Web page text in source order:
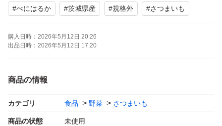
訳ありですので、大きいものや小さいもの、形がいびつだ
ったり、細長いもの、収穫時折れてしまったもの、皮が削
れてしまったもの、虫食いなど、スーパーなどの店頭では
（折れているものはお早めにお召し上がり下さい）
#べにはるか #茨城県産 #規格外 #さつまいも
購入日時： 2026年5月12日 20:26
出品日時： 2026年5月12日 17:20
商品の情報
カテゴリ 食品 野菜 さつまいも
商品の状態 未使用